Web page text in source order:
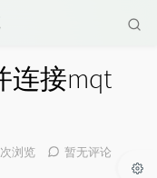
连接mqt
浏览
暂无评论